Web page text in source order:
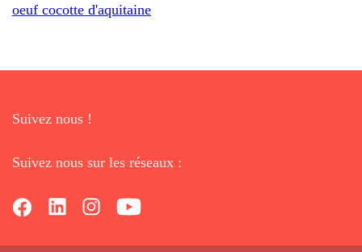
oeuf cocotte d'aquitaine
Suivez nous !
Suivez nous sur les réseaux :